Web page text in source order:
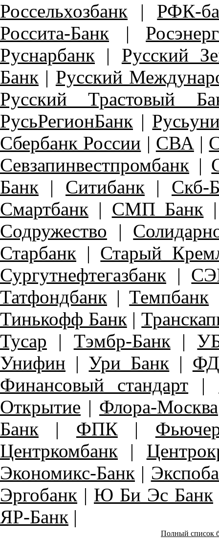
Россельхозбанк | РФК-
Россита-Банк |
Руснарбанк | Русский
Банк | Русский
Русский Трастовый
РусьРегионБанк |
Сбербанк России | СВА |
Севзапинвестпромбанк |
Банк | Ситибанк | Скб-
Смартбанк | СМП Банк
Содружество |
Старбанк | Старый
Сургутнефтегазбанк |
Татфондбанк |Темпбанк
Тинькофф Банк |
Тусар | Тэмбр-Банк |
Унифин | Ури Банк |
Финансовый стандарт |
Открытие | Флора-Москва
Банк | ФПК|
Центркомбанк |
Экономикс-Банк |
Эргобанк | Ю Би Эс Банк
ЯР-Банк |
Полный список